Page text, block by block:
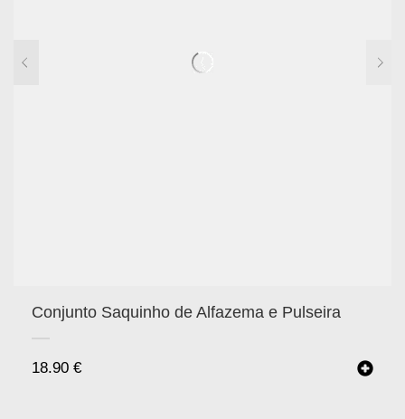
Conjunto Saquinho de Alfazema e Pulseira
18.90 €